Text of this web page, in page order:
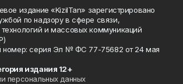
издание «KizilTan» зарегистрировано
по надзору в сфере связи,
и массовых коммуникаций
номер: серия Эл № ФС 77-75682 от 24 мая
издания 12+
персональных данных